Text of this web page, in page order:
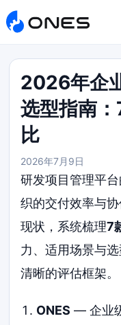
2026年企
选型指南
比
2026年7月9日
研发项目管理平
织的交付效率与
现状，系统梳理7
力、适用场景与
清晰的评估框架。
ONES — 企业